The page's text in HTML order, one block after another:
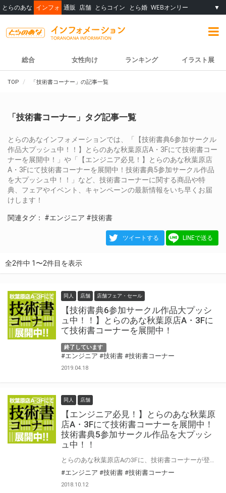
とらのあな インフォ 通販 店舗 とらコイン とら婚 WEBオンリー ▼
総合 女性向け ランキング イラスト展
TOP 「技術書コーナー」の記事一覧
「技術書コーナー」タグ記事一覧
とらのあなインフォメーションでは、「【技術書典6参加サークル
作品大プッシュ中！！】とらのあな秋葉原店A・3Fにて技術書コー
ナーを展開中！」や「【エンジニア必見！】とらのあな秋葉原店
A・3Fにて技術書コーナーを展開中！技術書典5参加サークル作品
を大プッシュ中！！」など、技術書コーナーに関する商品や特
典、フェアやイベント、キャンペーンの最新情報をいち早くお届
けします！
関連タグ： #エンジニア #技術書
ツイートする LINEで送る
全2件中 1〜2件目を表示
同人 店舗 店舗フェア・セール
【技術書典6参加サークル作品大プッシ
ュ中！！】とらのあな秋葉原店A・3Fに
て技術書コーナーを展開中！
終了しています
#エンジニア #技術書 #技術書コーナー
2019.04.18
同人 店舗
【エンジニア必見！】とらのあな秋葉原
店A・3Fにて技術書コーナーを展開中！
技術書典5参加サークル作品を大プッシ
ュ中！！
#エンジニア #技術書 #技術書コーナー
2018.10.12